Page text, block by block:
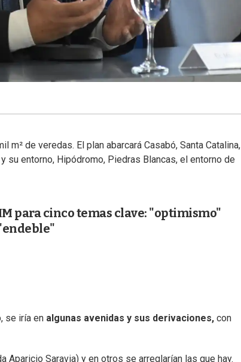
m² de veredas. El plan abarcará Casabó, Santa Catalina,
su entorno, Hipódromo, Piedras Blancas, el entorno de
para cinco temas clave: "optimismo"
se iría en algunas avenidas y sus derivaciones, con
Aparicio Saravia) y en otros se arreglarían las que hay.